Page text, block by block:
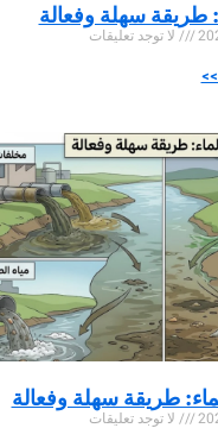
طريقة سهلة وفعالة
لا توجد تعليقات
طريقة سهلة وفعالة
لا توجد تعليقات